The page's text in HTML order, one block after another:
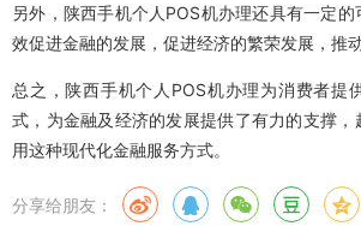
另外，陕西手机个人POS机办理还具有一定
效促进金融的发展，促进经济的繁荣发展，推
总之，陕西手机个人POS机办理为消费者提
式，为金融及经济的发展提供了有力的支撑，
用这种现代化金融服务方式。
分享给朋友：